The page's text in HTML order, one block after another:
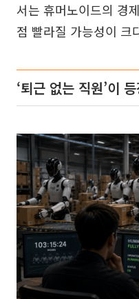
서는 휴머노이드의 경
점 빨라질 가능성이 크
‘퇴근 없는 직원’이